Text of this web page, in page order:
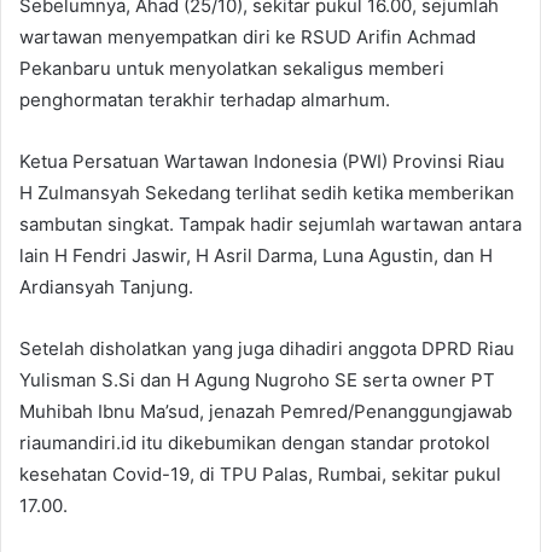
Sebelumnya, Ahad (25/10), sekitar pukul 16.00, sejumlah
wartawan menyempatkan diri ke RSUD Arifin Achmad
Pekanbaru untuk menyolatkan sekaligus memberi
penghormatan terakhir terhadap almarhum.
Ketua Persatuan Wartawan Indonesia (PWI) Provinsi Riau
H Zulmansyah Sekedang terlihat sedih ketika memberikan
sambutan singkat. Tampak hadir sejumlah wartawan antara
lain H Fendri Jaswir, H Asril Darma, Luna Agustin, dan H
Ardiansyah Tanjung.
Setelah disholatkan yang juga dihadiri anggota DPRD Riau
Yulisman S.Si dan H Agung Nugroho SE serta owner PT
Muhibah Ibnu Ma’sud, jenazah Pemred/Penanggungjawab
riaumandiri.id itu dikebumikan dengan standar protokol
kesehatan Covid-19, di TPU Palas, Rumbai, sekitar pukul
17.00.